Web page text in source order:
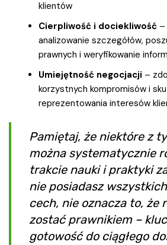
klientów
Cierpliwość i dociekliwość –
analizowanie szczegółów,
prawnych i weryfikowanie
Umiejętność negocjacji –
korzystnych kompromisów i
reprezentowania interesów
Pamiętaj, że niektóre z
można systematycznie
trakcie nauki i praktyki
nie posiadasz
cech, nie oznacza to, że
zostać prawnikiem –
gotowość do ciągłego